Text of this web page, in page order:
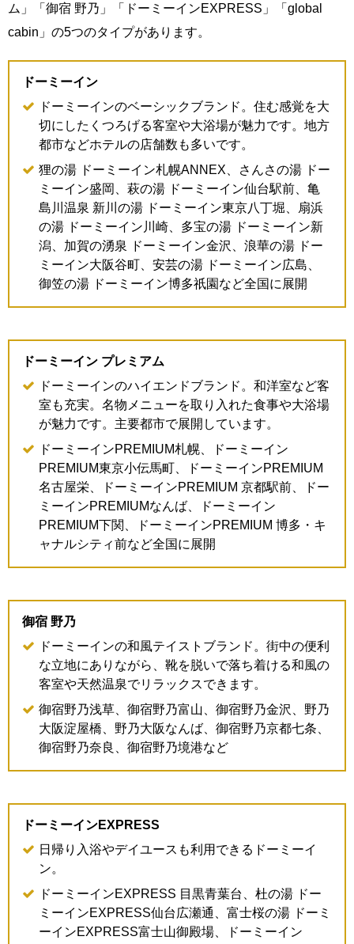
ム」「御宿 野乃」「ドーミーインEXPRESS」「global
cabin」の5つのタイプがあります。
ドーミーイン
ドーミーインのベーシックブランド。住む感覚を大
切にしたくつろげる客室や大浴場が魅力です。地方
都市などホテルの店舗数も多いです。
狸の湯 ドーミーイン札幌ANNEX、さんさの湯 ドー
ミーイン盛岡、萩の湯 ドーミーイン仙台駅前、亀
島川温泉 新川の湯 ドーミーイン東京八丁堀、扇浜
の湯 ドーミーイン川崎、多宝の湯 ドーミーイン新
潟、加賀の湧泉 ドーミーイン金沢、浪華の湯 ドー
ミーイン大阪谷町、安芸の湯 ドーミーイン広島、
御笠の湯 ドーミーイン博多祇園など全国に展開
ドーミーイン プレミアム
ドーミーインのハイエンドブランド。和洋室など客
室も充実。名物メニューを取り入れた食事や大浴場
が魅力です。主要都市で展開しています。
ドーミーインPREMIUM札幌、ドーミーイン
PREMIUM東京小伝馬町、ドーミーインPREMIUM
名古屋栄、ドーミーインPREMIUM 京都駅前、ドー
ミーインPREMIUMなんば、ドーミーイン
PREMIUM下関、ドーミーインPREMIUM 博多・キ
ャナルシティ前など全国に展開
御宿 野乃
ドーミーインの和風テイストブランド。街中の便利
な立地にありながら、靴を脱いで落ち着ける和風の
客室や天然温泉でリラックスできます。
御宿野乃浅草、御宿野乃富山、御宿野乃金沢、野乃
大阪淀屋橋、野乃大阪なんば、御宿野乃京都七条、
御宿野乃奈良、御宿野乃境港など
ドーミーインEXPRESS
日帰り入浴やデイユースも利用できるドーミーイ
ン。
ドーミーインEXPRESS 目黒青葉台、杜の湯 ドー
ミーインEXPRESS仙台広瀬通、富士桜の湯 ドーミ
ーインEXPRESS富士山御殿場、ドーミーイン